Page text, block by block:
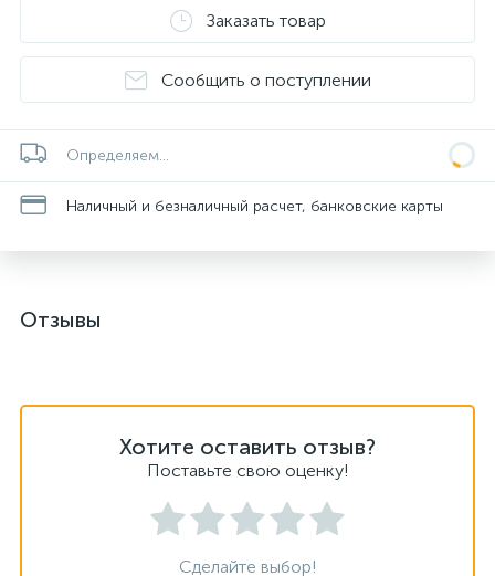
Заказать товар
Сообщить о поступлении
Определяем...
Наличный и безналичный расчет, банковские карты
Отзывы
Хотите оставить отзыв?
Поставьте свою оценку!
Сделайте выбор!